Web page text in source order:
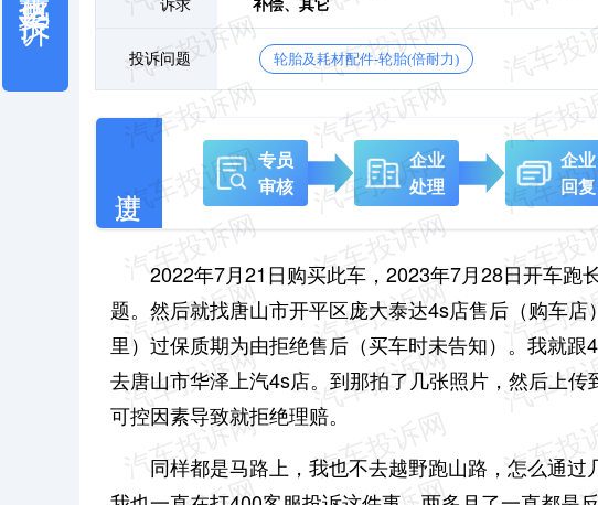
诉求 补偿、 其它
投诉问题 轮胎及耗材配件-轮胎(倍耐力)
专员
审核
企业
处理
企业
回复
2022年7月21日购买此车，2023年7月28日开车跑
题。然后就找唐山市开平区庞大泰达4s店售后（购车
里）过保质期为由拒绝售后（买车时未告知）。我就
去唐山市华泽上汽4s店。到那拍了几张照片，然后上
可控因素导致就拒绝理赔。
同样都是马路上，我也不去越野跑山路，怎么通